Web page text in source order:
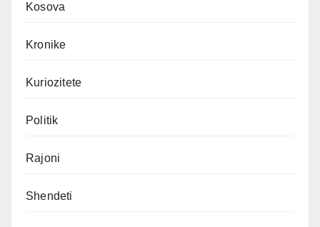
Kosova
Kronike
Kuriozitete
Politik
Rajoni
Shendeti